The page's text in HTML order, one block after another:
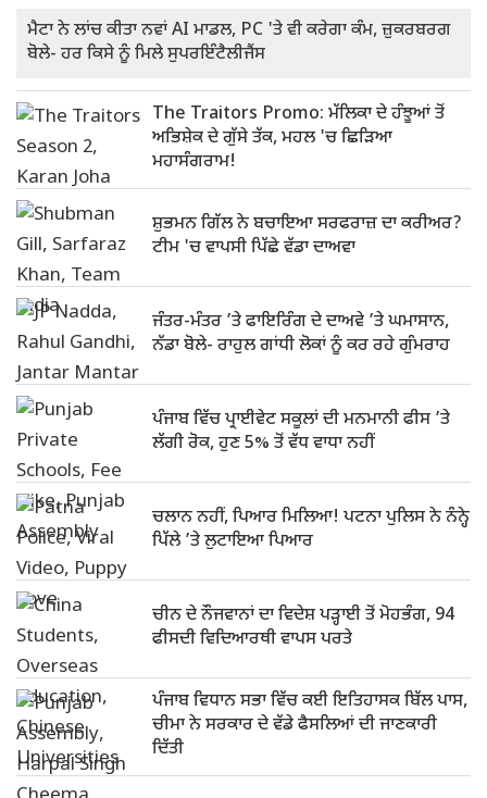
ਮੈਟਾ ਨੇ ਲਾਂਚ ਕੀਤਾ ਨਵਾਂ AI ਮਾਡਲ, PC 'ਤੇ ਵੀ ਕਰੇਗਾ ਕੰਮ, ਜ਼ੁਕਰਬਰਗ
ਬੋਲੇ- ਹਰ ਕਿਸੇ ਨੂੰ ਮਿਲੇ ਸੁਪਰਇੰਟੈਲੀਜੈਂਸ
The Traitors Promo: ਮੱਲਿਕਾ ਦੇ ਹੰਝੂਆਂ ਤੋਂ
ਅਭਿਸ਼ੇਕ ਦੇ ਗੁੱਸੇ ਤੱਕ, ਮਹਲ 'ਚ ਛਿੜਿਆ
ਮਹਾਸੰਗਰਾਮ!
ਸ਼ੁਭਮਨ ਗਿੱਲ ਨੇ ਬਚਾਇਆ ਸਰਫਰਾਜ਼ ਦਾ ਕਰੀਅਰ?
ਟੀਮ 'ਚ ਵਾਪਸੀ ਪਿੱਛੇ ਵੱਡਾ ਦਾਅਵਾ
ਜੰਤਰ-ਮੰਤਰ ’ਤੇ ਫਾਇਰਿੰਗ ਦੇ ਦਾਅਵੇ ’ਤੇ ਘਮਾਸਾਨ,
ਨੱਡਾ ਬੋਲੇ- ਰਾਹੁਲ ਗਾਂਧੀ ਲੋਕਾਂ ਨੂੰ ਕਰ ਰਹੇ ਗੁੰਮਰਾਹ
ਪੰਜਾਬ ਵਿੱਚ ਪ੍ਰਾਈਵੇਟ ਸਕੂਲਾਂ ਦੀ ਮਨਮਾਨੀ ਫੀਸ ’ਤੇ
ਲੱਗੀ ਰੋਕ, ਹੁਣ 5% ਤੋਂ ਵੱਧ ਵਾਧਾ ਨਹੀਂ
ਚਲਾਨ ਨਹੀਂ, ਪਿਆਰ ਮਿਲਿਆ! ਪਟਨਾ ਪੁਲਿਸ ਨੇ ਨੰਨ੍ਹੇ
ਪਿੱਲੇ ’ਤੇ ਲੁਟਾਇਆ ਪਿਆਰ
ਚੀਨ ਦੇ ਨੌਜਵਾਨਾਂ ਦਾ ਵਿਦੇਸ਼ ਪੜ੍ਹਾਈ ਤੋਂ ਮੋਹਭੰਗ, 94
ਫੀਸਦੀ ਵਿਦਿਆਰਥੀ ਵਾਪਸ ਪਰਤੇ
ਪੰਜਾਬ ਵਿਧਾਨ ਸਭਾ ਵਿੱਚ ਕਈ ਇਤਿਹਾਸਕ ਬਿੱਲ ਪਾਸ,
ਚੀਮਾ ਨੇ ਸਰਕਾਰ ਦੇ ਵੱਡੇ ਫੈਸਲਿਆਂ ਦੀ ਜਾਣਕਾਰੀ
ਦਿੱਤੀ